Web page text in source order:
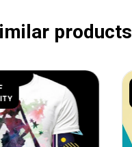
products